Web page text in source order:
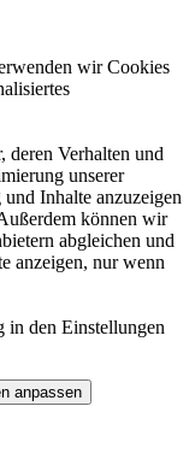
wir Cookies
deren Verhalten und
unserer
Inhalte anzuzeigen
können wir
abgleichen und
anzeigen, nur wenn
den Einstellungen
anpassen